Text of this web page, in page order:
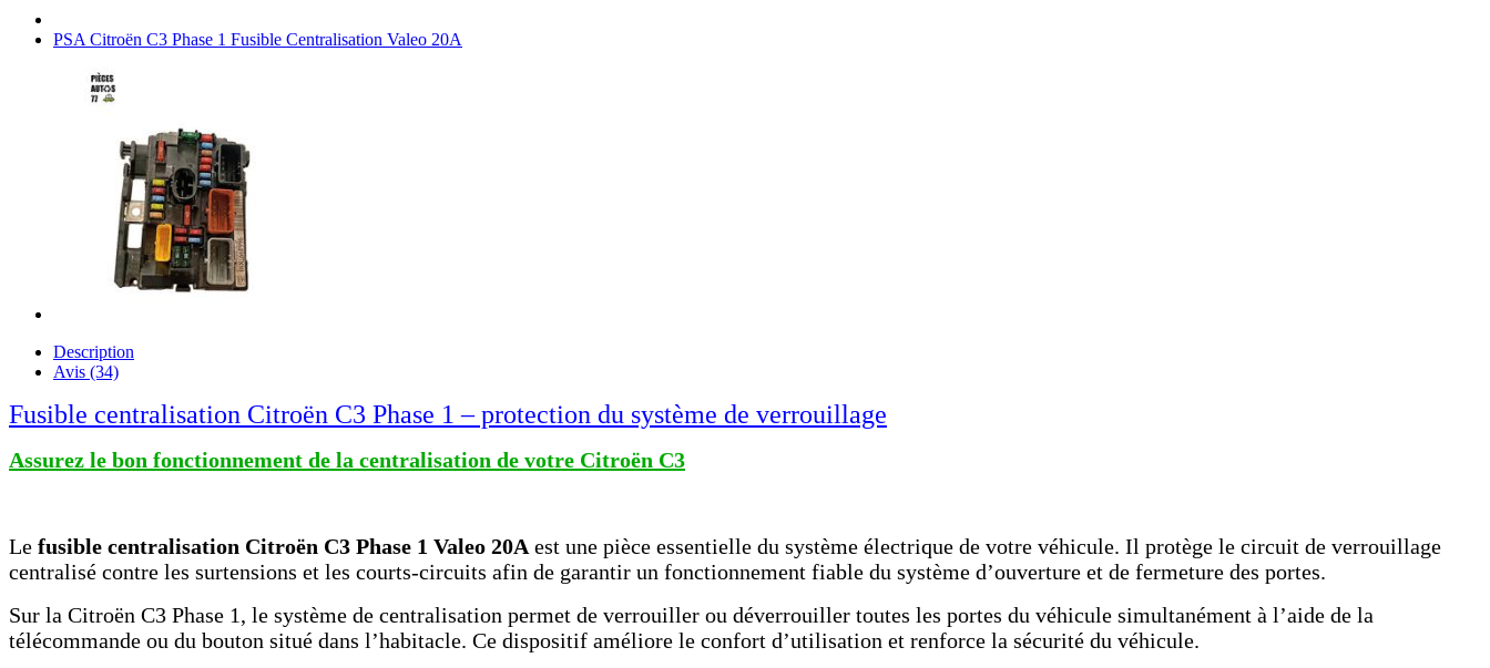
PSA Citroën C3 Phase 1 Fusible Centralisation Valeo 20A
Description
Avis (34)
Fusible centralisation Citroën C3 Phase 1 – protection du système de verrouillage
Assurez le bon fonctionnement de la centralisation de votre Citroën C3
Le fusible centralisation Citroën C3 Phase 1 Valeo 20A est une pièce essentielle du système électrique de votre véhicule. Il protège le circuit de verrouillage
centralisé contre les surtensions et les courts-circuits afin de garantir un fonctionnement fiable du système d’ouverture et de fermeture des portes.
Sur la Citroën C3 Phase 1, le système de centralisation permet de verrouiller ou déverrouiller toutes les portes du véhicule simultanément à l’aide de la
télécommande ou du bouton situé dans l’habitacle. Ce dispositif améliore le confort d’utilisation et renforce la sécurité du véhicule.